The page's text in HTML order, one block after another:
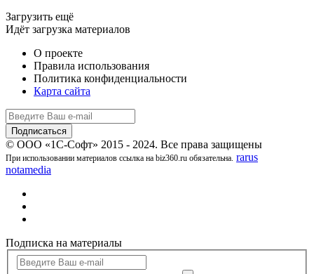
Загрузить ещё
Идёт загрузка материалов
О проекте
Правила использования
Политика конфиденциальности
Карта сайта
© ООО «1С-Софт» 2015 - 2024. Все права защищены
При использовании материалов ссылка на biz360.ru обязательна. rarus
notamedia
Подписка на материалы